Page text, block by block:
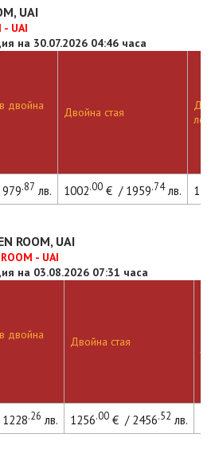
UAI
- UAI
на 30.07.2026 04:46 часа
двойна
Двойна стая
.87 лв. 1002.00€ / 1959.74лв.
ROOM, UAI
- UAI
на 03.08.2026 07:31 часа
двойна
Двойна стая
.26 лв. 1256.00€ / 2456.52 лв.